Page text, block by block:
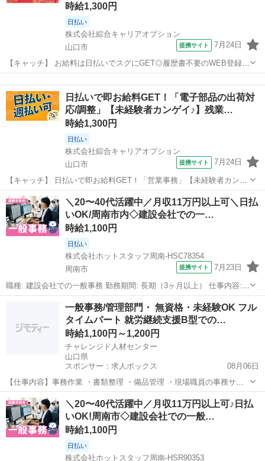
時給1,300円
日払い
株式会社綜合キャリアオプション
山口市
提携サイト 7月24日
【キャッチ】 お給料は日払いでスグにGET◎履歴書不要のWEB登録
OK！「電子部品の出荷対応/調整」高時給1300円！大歳周辺！20代～
40代のスタッフが多数活躍中★ 【コメント】 製造のお仕事をお探しの
方必見！ 「経験...日払いで即お給料GET！「電子部品の出荷対
応/調整」【未経験者カンゲイ♪】残業…
時給1,300円
日払い
株式会社綜合キャリアオプション
山口市
提携サイト 7月24日
【キャッチ】 日払いで即お給料GET！「営業事務」【未経験者カンゲ
イ♪】残業ほぼナシでジュージツ☆土日祝休み!高時給1300円！ 【コメ
ント】 ＼大手人材派遣会社で働きませんか♪／ 「新しい職場は不
安・・・」 「経験はな...
山口 山口市 一般事務
＼20〜40代活躍中／月収11万円以上可＼日払
いOK/周南市内◇建設会社での一…
時給1,100円
日払い
株式会社ホットスタッフ周南-HSC78354
周南市
提携サイト 7月23日
職種: 建設会社での一般事務 勤務期間: 長期（3ヶ月以上） 仕事内容:
＼このオシゴトのまとめ!♪/ ▼10:00〜16:00の短時間ワーク! 朝はゆっ
くり、夕方は早めに帰宅できる♪ 家事の時間も確保しやすい◎ ▼...
一般事務
一般事務/管理部門・ 無資格・未経験OK フル
タイムパート 就労継続支援B型での…
時給1,100円～1,200円
チャレンジド人材センター
山口県
スポンサー：求人ボックス
08月06日
【仕事内容】事務作業 ・書類整理 ・備品管理 ・現場職員の事務サポ
ート 送迎業務が発生する可能性あり 契約期間:1年(原則更新・更新上
限なし) 従事すべき業務の変更範囲:法人の定めによる 就業場所の変更
範囲:なし 【経験・資格】<...
アルバイト・パート
＼20〜40代活躍中／月収11万円以上可♪日払
いOK!周南市◇建設会社での一般…
時給1,100円
日払い
株式会社ホットスタッフ周南-HSR90353